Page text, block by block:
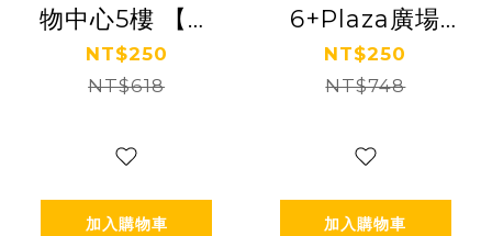
物中心5樓 【齒
輪城市】(追風
奇幻島集團)
NT$250
NT$618
加入購物車
6+Plaza廣場
3F【叢林歷險
記】(追風奇幻
【2029/03/31】
NT$250
NT$748
加入購物車